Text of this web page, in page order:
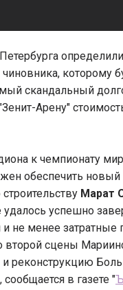
которому
скандальный
Арену"
к чемпионату
обеспечить
Марат
удалось успешно
и не менее затратные
второй сцены
реконструкцию
в газете "Ъ